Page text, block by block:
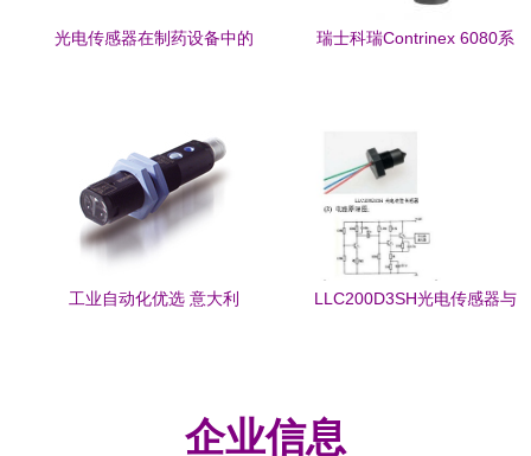
光电传感器在制药设备中的
瑞士科瑞Contrinex 6080系
工业自动化优选 意大利
LLC200D3SH光电传感器与
企业信息